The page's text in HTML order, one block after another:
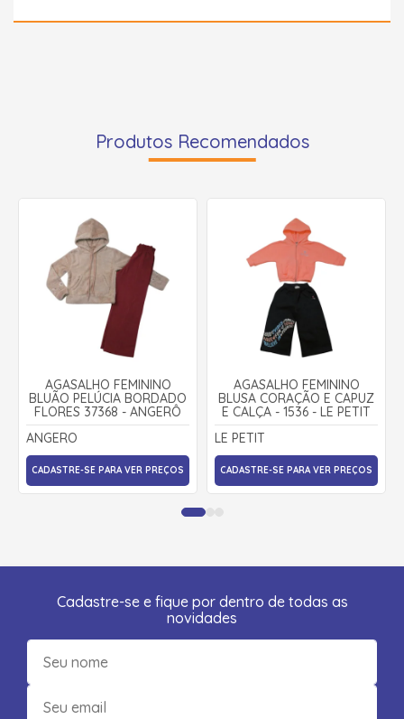
Produtos Recomendados
AGASALHO FEMININO
BLUÃO PELÚCIA BORDADO
FLORES 37368 - ANGERÔ
ANGERO
CADASTRE-SE PARA VER PREÇOS
AGASALHO FEMININO
BLUSA CORAÇÃO E CAPUZ
E CALÇA - 1536 - LE PETIT
LE PETIT
CADASTRE-SE PARA VER PREÇOS
Cadastre-se e fique por dentro de todas as
novidades